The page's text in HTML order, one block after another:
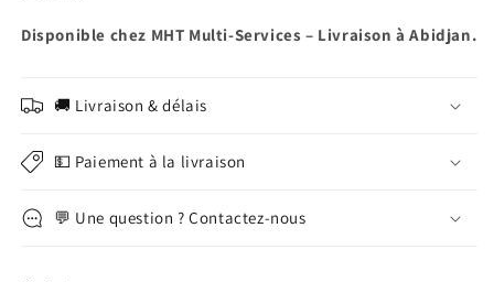
Disponible chez MHT Multi-Services – Livraison à Abidjan.
🚚 Livraison & délais
💵 Paiement à la livraison
💬 Une question ? Contactez-nous